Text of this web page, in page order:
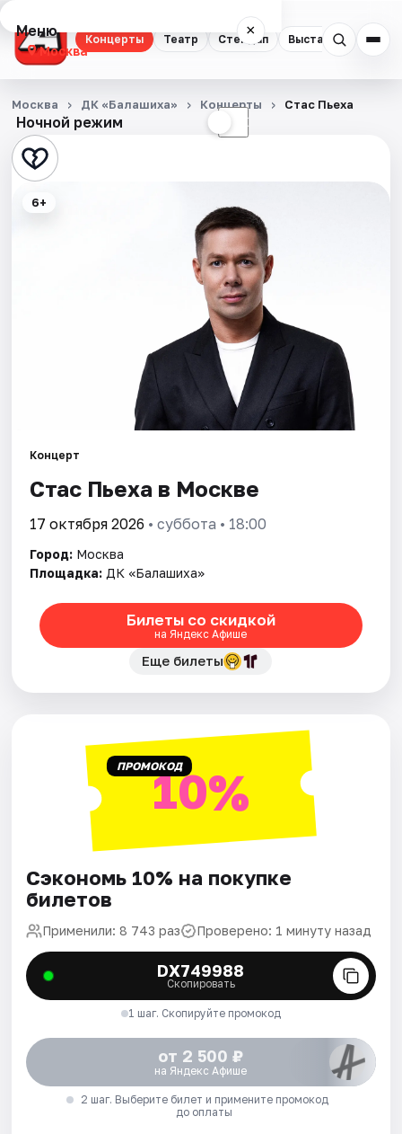
Концерты Театр Стендап Выставки
Меню ×
Москва
Концерты
Театр
Стендап
Города
Площадки
Артисты
Рейтинги
Ночной режим ☾
Москва ДК «Балашиха» Концерты Стас Пьеха
6+
Концерт
Стас Пьеха в Москве
17 октября 2026 • суббота • 18:00
Город: Москва
Площадка: ДК «Балашиха»
Билеты со скидкой
на Яндекс Афише
Еще билеты
ПРОМОКОД10%
Сэкономь 10% на покупке
билетов
Применили: 8 743 раз Проверено: 1 минуту назад
DX749988
Скопировать
1 шаг. Скопируйте промокод
от 2 500 ₽
на Яндекс Афише
2 шаг. Выберите билет и примените промокод
до оплаты